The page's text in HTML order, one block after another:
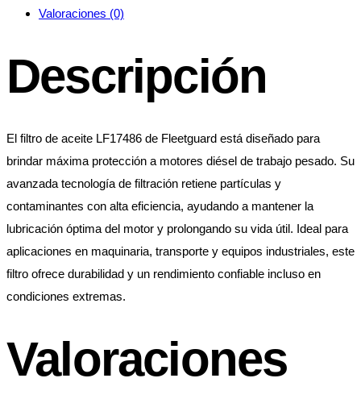
Valoraciones (0)
Descripción
El filtro de aceite LF17486 de Fleetguard está diseñado para
brindar máxima protección a motores diésel de trabajo pesado. Su
avanzada tecnología de filtración retiene partículas y
contaminantes con alta eficiencia, ayudando a mantener la
lubricación óptima del motor y prolongando su vida útil. Ideal para
aplicaciones en maquinaria, transporte y equipos industriales, este
filtro ofrece durabilidad y un rendimiento confiable incluso en
condiciones extremas.
Valoraciones